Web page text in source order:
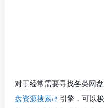
对于经常需要寻找各类网
盘资源搜索
引擎，可以